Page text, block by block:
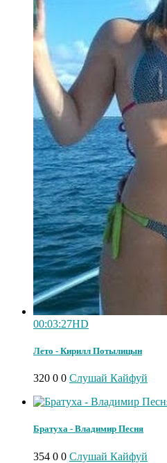
00:03:27HD
Лето - Кирилл Потылицын
320 0 0 Слушай Кайфуй
Братуха - Владимир Песня
354 0 0 Слушай Кайфуй